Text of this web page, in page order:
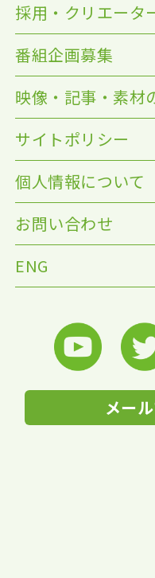
採用・クリエータ
番組企画募集
映像・記事・素材
サイトポリシー
個人情報について
お問い合わせ
ENG
メー